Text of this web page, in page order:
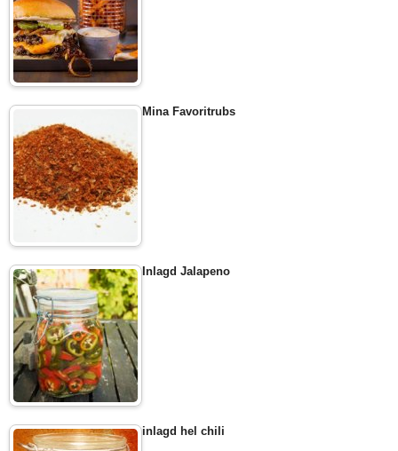
Mina Favoritrubs
Inlagd Jalapeno
inlagd hel chili